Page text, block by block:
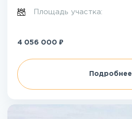
Площадь участка:
4 056 000 ₽
Подробнее